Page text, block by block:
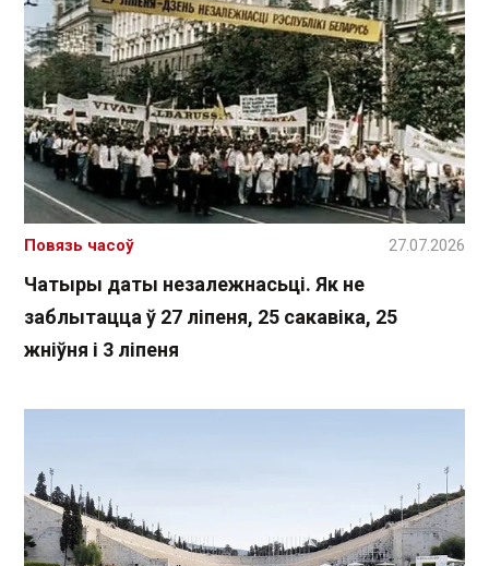
Чатыры даты незалежнасьці. Як не
заблытацца ў 27 ліпеня, 25 сакавіка, 25
жніўня і 3 ліпеня
Повязь часоў 27.07.2026